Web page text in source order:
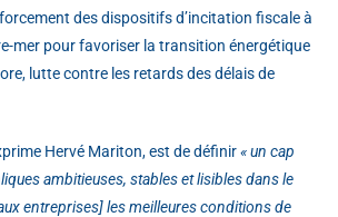
des dispositifs d’incitation fiscale à
mer pour favoriser la transition énergétique
lutte contre les retards des délais de
Hervé Mariton, est de définir« un cap
ambitieuses, stables et lisibles dans le
entreprises] les meilleures conditions de